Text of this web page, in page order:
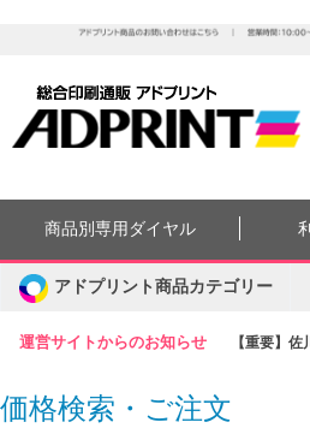
運営サイトからのお知らせ 【重要】
商品別専用ダイヤル
アドプリント商品カテゴリー
価格検索・ご注文